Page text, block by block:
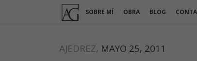
SOBRE MÍ OBRA BLOG
AJEDREZ, MAYO 25, 2011